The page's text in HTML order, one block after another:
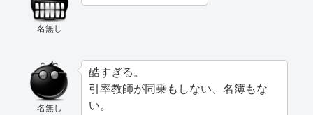
名無し
名無し
酷すぎる。
引率教師が同乗もしない、名簿もな
い。